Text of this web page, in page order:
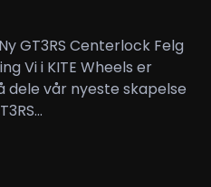
GT3RS Centerlock Felg
Vi i KITE Wheels er
dele vår nyeste skapelse